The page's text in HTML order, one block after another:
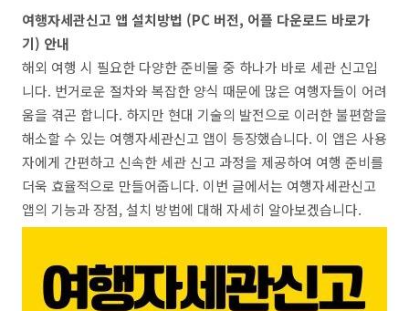
여행자세관신고 앱 설치방법 (PC 버전, 어플 다운로드 바로가
기) 안내
해외 여행 시 필요한 다양한 준비물 중 하나가 바로 세관 신고입
니다. 번거로운 절차와 복잡한 양식 때문에 많은 여행자들이 어려
움을 겪곤 합니다. 하지만 현대 기술의 발전으로 이러한 불편함을
해소할 수 있는 여행자세관신고 앱이 등장했습니다. 이 앱은 사용
자에게 간편하고 신속한 세관 신고 과정을 제공하여 여행 준비를
더욱 효율적으로 만들어줍니다. 이번 글에서는 여행자세관신고
앱의 기능과 장점, 설치 방법에 대해 자세히 알아보겠습니다.